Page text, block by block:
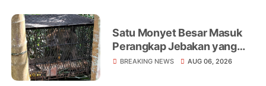
Satu Monyet Besar Masuk
Perangkap Jebakan yang
Dipasang di Belakang
BREAKING NEWS AUG 06, 2026